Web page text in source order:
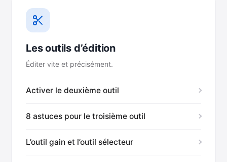
Les outils d’édition
Éditer vite et précisément.
Activer le deuxième outil
8 astuces pour le troisième outil
L’outil gain et l’outil sélecteur